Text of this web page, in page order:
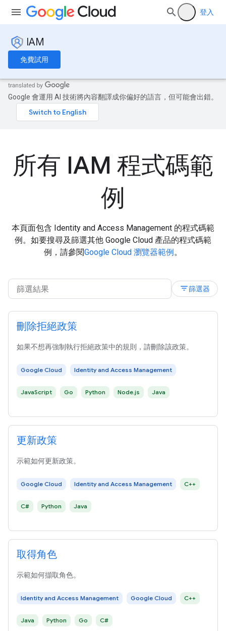
登入
IAM
免費試用
Google 會運用 AI 技術將內容翻譯成你偏好的語言，但可能會出錯。
所有 IAM 程式碼範
例
本頁面包含 Identity and Access Management 的程式碼範
例。如要搜尋及篩選其他 Google Cloud 產品的程式碼範
例，請參閱Google Cloud 瀏覽器範例。
filter_list篩選器
刪除拒絕政策
如果不想再強制執行拒絕政策中的規則，請刪除該政策。
Google Cloud Identity and Access Management
JavaScript Go Python Node.js Java
更新政策
示範如何更新政策。
Google Cloud Identity and Access Management C++
C# Python Java
取得角色
示範如何擷取角色。
Identity and Access Management Google Cloud C++
Java Python Go C#